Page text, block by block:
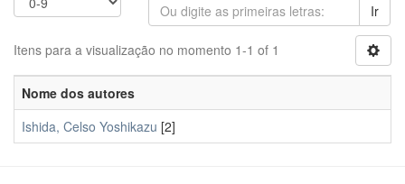
Ir
Itens para a visualização no momento 1-1 of 1
Nome dos autores
Ishida, Celso Yoshikazu [2]